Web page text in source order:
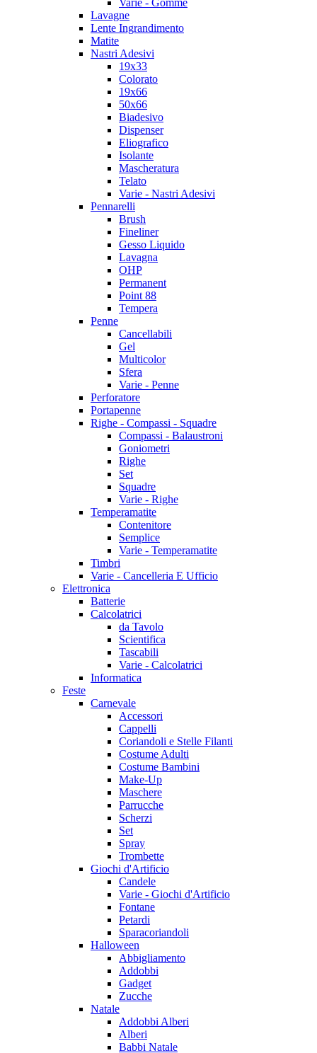
Varie - Gomme
Lavagne
Lente Ingrandimento
Matite
Nastri Adesivi
19x33
Colorato
19x66
50x66
Biadesivo
Dispenser
Eliografico
Isolante
Mascheratura
Telato
Varie - Nastri Adesivi
Pennarelli
Brush
Fineliner
Gesso Liquido
Lavagna
OHP
Permanent
Point 88
Tempera
Penne
Cancellabili
Gel
Multicolor
Sfera
Varie - Penne
Perforatore
Portapenne
Righe - Compassi - Squadre
Compassi - Balaustroni
Goniometri
Righe
Set
Squadre
Varie - Righe
Temperamatite
Contenitore
Semplice
Varie - Temperamatite
Timbri
Varie - Cancelleria E Ufficio
Elettronica
Batterie
Calcolatrici
da Tavolo
Scientifica
Tascabili
Varie - Calcolatrici
Informatica
Feste
Carnevale
Accessori
Cappelli
Coriandoli e Stelle Filanti
Costume Adulti
Costume Bambini
Make-Up
Maschere
Parrucche
Scherzi
Set
Spray
Trombette
Giochi d'Artificio
Candele
Varie - Giochi d'Artificio
Fontane
Petardi
Sparacoriandoli
Halloween
Abbigliamento
Addobbi
Gadget
Zucche
Natale
Addobbi Alberi
Alberi
Babbi Natale